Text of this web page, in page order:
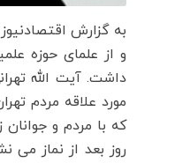
به گزارش
و از علمای حوزه
داشت. آیت الله
مورد علاقه مردم
که با مردم و
روز بعد از نماز